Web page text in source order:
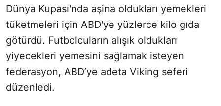
Dünya Kupası'nda aşina oldukları yemekleri
tüketmeleri için ABD'ye yüzlerce kilo gıda
götürdü. Futbolcuların alışık oldukları
yiyecekleri yemesini sağlamak isteyen
federasyon, ABD’ye adeta Viking seferi
düzenledi.